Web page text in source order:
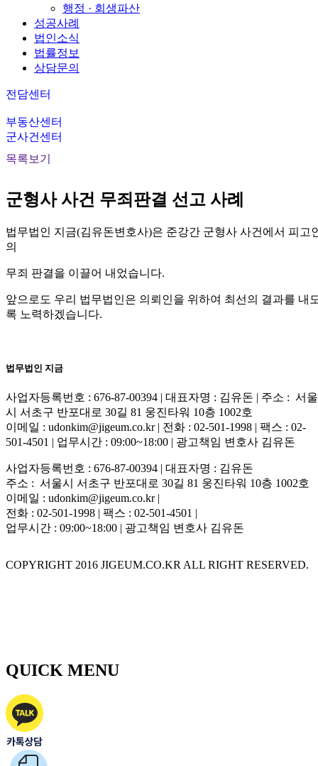
행정 · 회생파산
성공사례
법인소식
법률정보
상담문의
전담센터
부동산센터
군사건센터
목록보기
군형사 사건 무죄판결 선고 사례
법무법인 지금(김유돈변호사)은 준강간 군형사 사건에서 피고
의
무죄 판결을 이끌어 내었습니다.​
앞으로도 우리 법무법인은 의뢰인을 위하여 최선의 결과를 내
록 노력하겠습니다.​
법무법인 지금
사업자등록번호 : 676-87-00394 | 대표자명 : 김유돈 | 주소 : 서울
시 서초구 반포대로 30길 81 웅진타워 10층 1002호
이메일 : udonkim@jigeum.co.kr | 전화 : 02-501-1998 | 팩스 : 02-
501-4501 | 업무시간 : 09:00~18:00 | 광고책임 변호사 김유돈
사업자등록번호 : 676-87-00394 | 대표자명 : 김유돈
주소 : 서울시 서초구 반포대로 30길 81 웅진타워 10층 1002호
이메일 : udonkim@jigeum.co.kr |
전화 : 02-501-1998 | 팩스 : 02-501-4501 |
업무시간 : 09:00~18:00 | 광고책임 변호사 김유돈
COPYRIGHT 2016 JIGEUM.CO.KR ALL RIGHT RESERVED.
QUICK MENU